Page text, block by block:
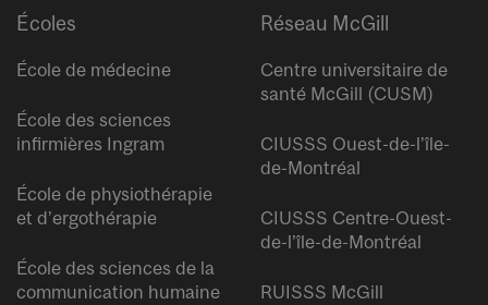
Écoles
École de médecine
École des sciences
infirmières Ingram
École de physiothérapie
et d’ergothérapie
École des sciences de la
communication humaine
Réseau McGill
Centre universitaire de
santé McGill (CUSM)
CIUSSS Ouest-de-l’île-
de-Montréal
CIUSSS Centre-Ouest-
de-l’île-de-Montréal
RUISSS McGill